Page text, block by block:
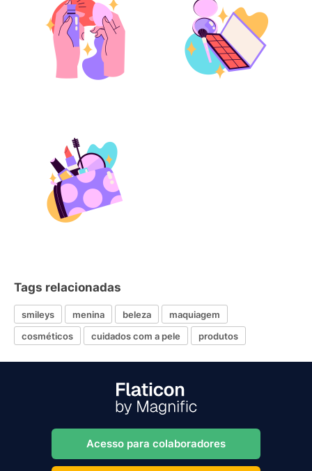
Tags relacionadas
smileys menina beleza
maquiagem
cosméticos
cuidados com a pele produtos
Acesso para colaboradores